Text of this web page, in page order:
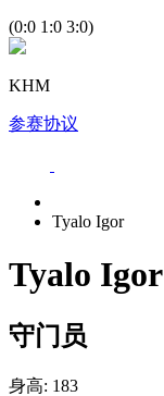
(0:0 1:0 3:0)
KHM
参赛协议
Tyalo Igor
Tyalo Igor
守门员
身高: 183